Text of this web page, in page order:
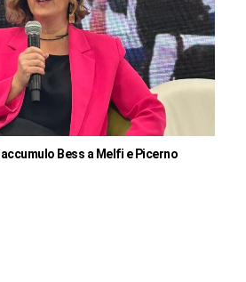
Bess a Melfi e Picerno